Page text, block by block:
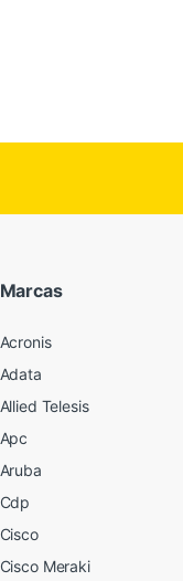
Marcas
Acronis
Adata
Allied Telesis
Apc
Aruba
Cdp
Cisco
Cisco Meraki